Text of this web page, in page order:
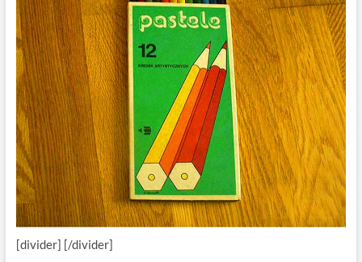
[divider] [/divider]